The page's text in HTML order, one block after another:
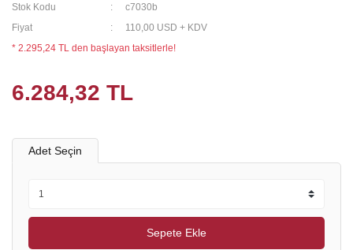
Stok Kodu
c7030b
Fiyat
110,00 USD + KDV
* 2.295,24 TL den başlayan taksitlerle!
6.284,32 TL
Adet Seçin
Sepete Ekle